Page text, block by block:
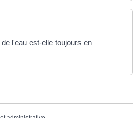
l'eau est-elle toujours en